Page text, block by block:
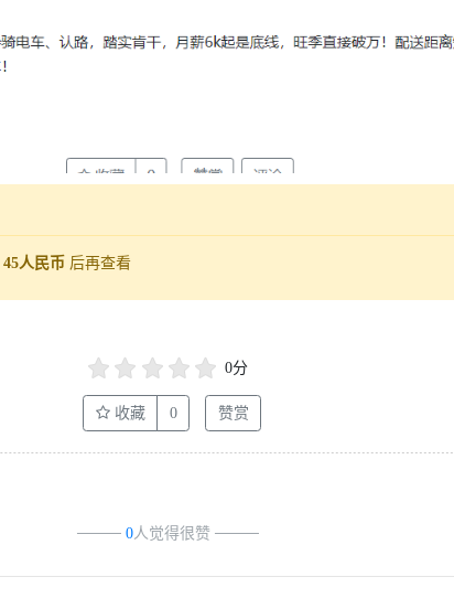
45人民币 后再查看
0分
收藏 0 赞赏
──── 0人觉得很赞 ────